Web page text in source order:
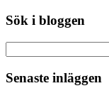
Sök i bloggen
Senaste inläggen